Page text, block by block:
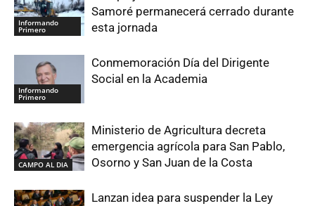
Informando
Primero
Samoré permanecerá cerrado durante
esta jornada
Informando
Primero
Conmemoración Día del Dirigente
Social en la Academia
CAMPO AL DIA
Ministerio de Agricultura decreta
emergencia agrícola para San Pablo,
Osorno y San Juan de la Costa
Lanzan idea para suspender la Ley